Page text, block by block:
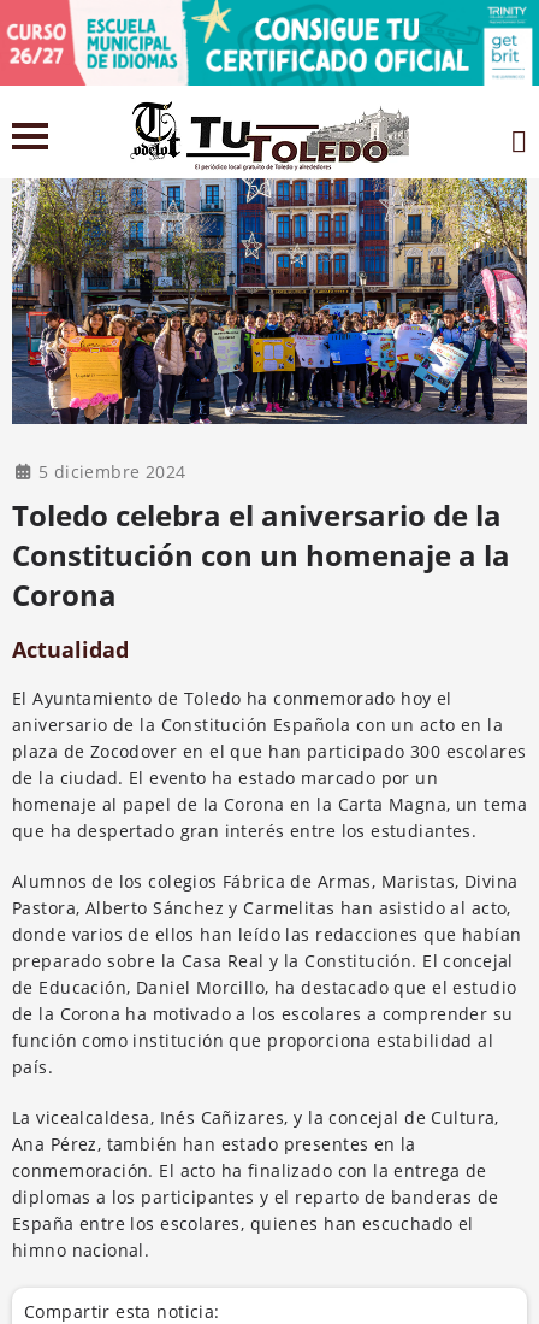
5 diciembre 2024
Toledo celebra el aniversario de la
Constitución con un homenaje a la
Corona
Actualidad
El Ayuntamiento de Toledo ha conmemorado hoy el
aniversario de la Constitución Española con un acto en la
plaza de Zocodover en el que han participado 300 escolares
de la ciudad. El evento ha estado marcado por un
homenaje al papel de la Corona en la Carta Magna, un tema
que ha despertado gran interés entre los estudiantes.
Alumnos de los colegios Fábrica de Armas, Maristas, Divina
Pastora, Alberto Sánchez y Carmelitas han asistido al acto,
donde varios de ellos han leído las redacciones que habían
preparado sobre la Casa Real y la Constitución. El concejal
de Educación, Daniel Morcillo, ha destacado que el estudio
de la Corona ha motivado a los escolares a comprender su
función como institución que proporciona estabilidad al
país.
La vicealcaldesa, Inés Cañizares, y la concejal de Cultura,
Ana Pérez, también han estado presentes en la
conmemoración. El acto ha finalizado con la entrega de
diplomas a los participantes y el reparto de banderas de
España entre los escolares, quienes han escuchado el
himno nacional.
Compartir esta noticia: